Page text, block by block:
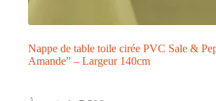
Nappe de table toile cirée PVC Sale &
Amande” – Largeur 140cm